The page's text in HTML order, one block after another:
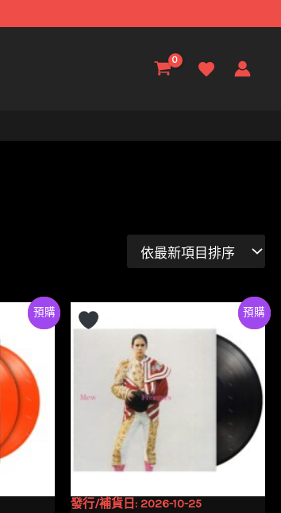
特價
Preorder 特價
Preorder
發行/補貨日: 2026-10-25